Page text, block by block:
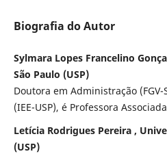
Biografia do Autor
Sylmara Lopes Francelino
São Paulo (USP)
Doutora em Administração
(IEE-USP), é Professora
Letícia Rodrigues Pereira ,
(USP)